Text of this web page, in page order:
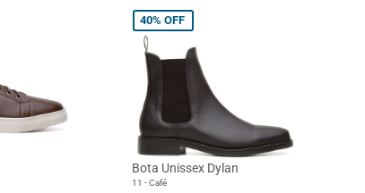
40% OFF
Bota Unissex Dylan
11 - Café